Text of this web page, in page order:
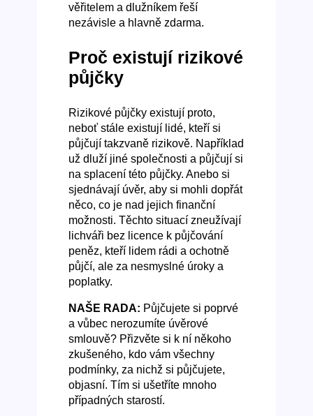
věřitelem a dlužníkem řeší
nezávisle a hlavně zdarma.
Proč existují rizikové
půjčky
Rizikové půjčky existují proto,
neboť stále existují lidé, kteří si
půjčují takzvaně rizikově. Například
už dluží jiné společnosti a půjčují si
na splacení této půjčky. Anebo si
sjednávají úvěr, aby si mohli dopřát
něco, co je nad jejich finanční
možnosti. Těchto situací zneužívají
lichváři bez licence k půjčování
peněz, kteří lidem rádi a ochotně
půjčí, ale za nesmyslné úroky a
poplatky.
NAŠE RADA: Půjčujete si poprvé
a vůbec nerozumíte úvěrové
smlouvě? Přizvěte si k ní někoho
zkušeného, kdo vám všechny
podmínky, za nichž si půjčujete,
objasní. Tím si ušetříte mnoho
případných starostí.